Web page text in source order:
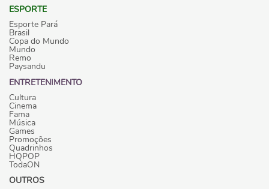
ESPORTE
Esporte Pará
Brasil
Copa do Mundo
Mundo
Remo
Paysandu
ENTRETENIMENTO
Cultura
Cinema
Fama
Música
Games
Promoções
Quadrinhos
HQPOP
TodaON
OUTROS